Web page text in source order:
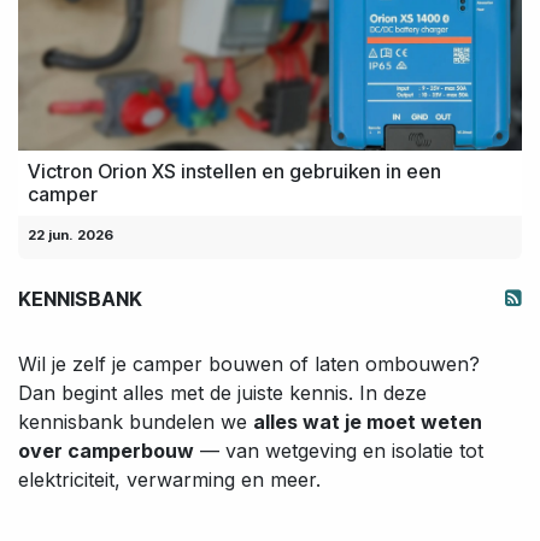
Victron Orion XS instellen en gebruiken in een
camper
22 jun. 2026
KENNISBANK
Wil je zelf je camper bouwen of laten ombouwen?
Dan begint alles met de juiste kennis. In deze
kennisbank bundelen we alles wat je moet weten
over camperbouw — van wetgeving en isolatie tot
elektriciteit, verwarming en meer.